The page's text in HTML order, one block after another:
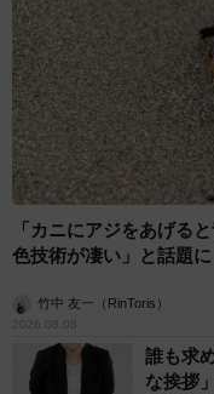
「カニにアジをあげる
色技術が凄い」と話題
竹中 友一（RinToris）
2026.08.06
誰も求
な挨拶